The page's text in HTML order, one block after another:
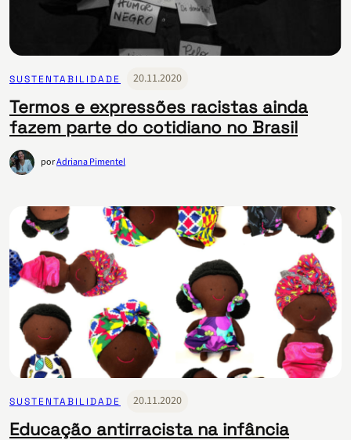
SUSTENTABILIDADE 20.11.2020
Termos e expressões racistas ainda
fazem parte do cotidiano no Brasil
porAdriana Pimentel
SUSTENTABILIDADE 20.11.2020
Educação antirracista na infância